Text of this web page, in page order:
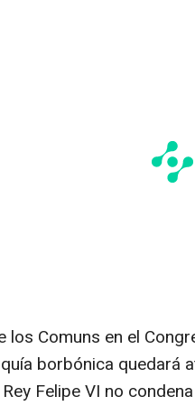
los Comuns en el
borbónica quedará
Felipe VI no